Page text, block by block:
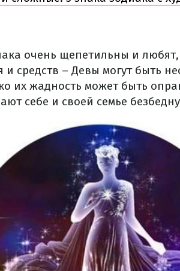
очень щепетильны и
и средств – Девы могут быть
их жадность может быть
себе и своей семье